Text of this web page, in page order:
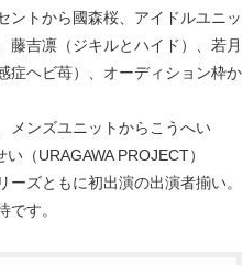
ントから國森桜、アイドルユニッ
藤吉凛（ジキルとハイド）、若月
症ヘビ苺）、オーディション枠か
メンズユニットからこうへい
（URAGAWA PROJECT）
ズともに初出演の出演者揃い。
です。